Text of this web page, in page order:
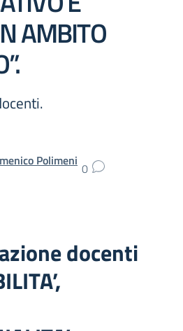
AMBITO
Polimeni
0
docenti